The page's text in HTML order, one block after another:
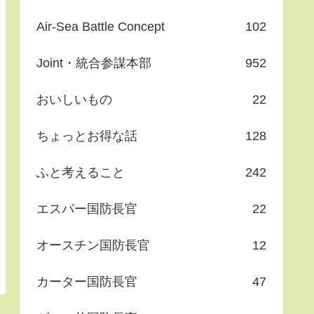
Air-Sea Battle Concept 102
Joint・統合参謀本部 952
おいしいもの 22
ちょっとお得な話 128
ふと考えること 242
エスパー国防長官 22
オースチン国防長官 12
カーター国防長官 47